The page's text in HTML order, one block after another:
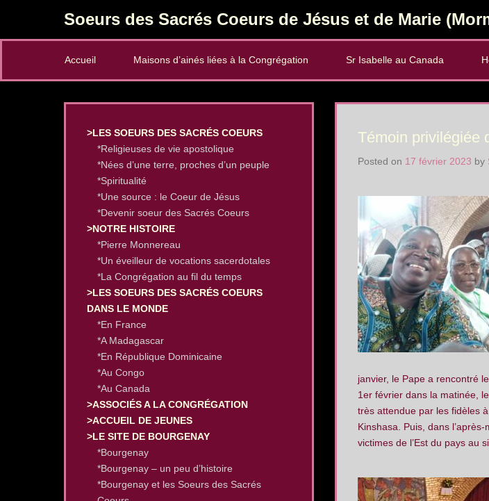
Soeurs des Sacrés Coeurs de Jésus et de Marie
Accueil
Maisons d’ainés liées à la Congrégation Sr Isabelle au Canada
Témoin privilégiée
Posted on 17 février 2023 by
janvier, le Pape a rencontré
1er février dans la matinée,
très attendue par les fidèles
Kinshasa. Puis, dans
victimes de l’Est du pays au
>LES SOEURS DES SACRÉS COEURS
*Religieuses de vie apostolique
*Nées d’une terre, proches d’un peuple
*Spiritualité
*Une source : le Coeur de Jésus
*Devenir soeur des Sacrés Coeurs
>NOTRE HISTOIRE
*Pierre Monnereau
*Un éveilleur de vocations sacerdotales
*La Congrégation au fil du temps
>LES SOEURS DES SACRÉS COEURS
DANS LE MONDE
*En France
*A Madagascar
*En République Dominicaine
*Au Congo
*Au Canada
>ASSOCIÉS A LA CONGRÉGATION
>ACCUEIL DE JEUNES
>LE SITE DE BOURGENAY
*Bourgenay
*Bourgenay – un peu d’histoire
*Bourgenay et les Soeurs des Sacrés